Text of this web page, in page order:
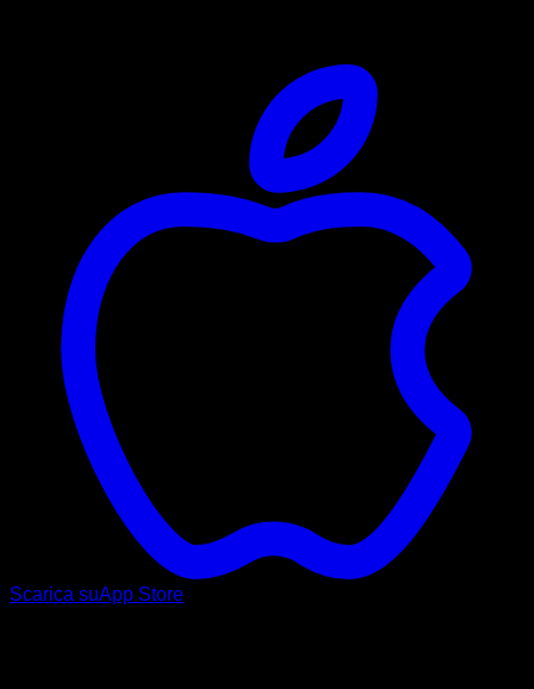
Scarica suApp Store